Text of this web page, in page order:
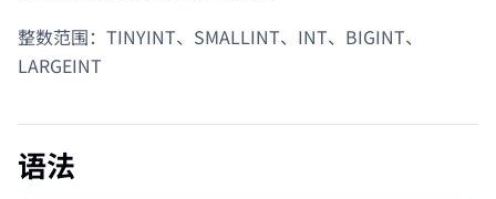
整数范围：TINYINT、SMALLINT、INT、BIGINT、
LARGEINT
语法